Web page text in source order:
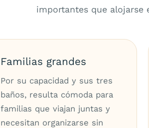
importantes que alojarse
Familias grandes
Por su capacidad y sus tres
baños, resulta cómoda para
familias que viajan juntas y
necesitan organizarse sin